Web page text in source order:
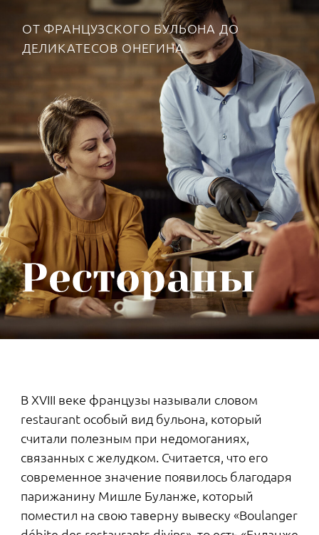
пришлось осваивать российскому дворянству:
первые конькобежные соревнования
император проводил исключительно среди
знати.
В XIX веке был популярен каток в
Таврическом саду. Устроенный
специально для сыновей Александра
II, он стал настоящим центром
притяжения петербургской золотой
молодежи, а также важной частью
светской жизни.
ЗНАЕТЕ ЛИ ВЫ, ЧТО...
подробнее